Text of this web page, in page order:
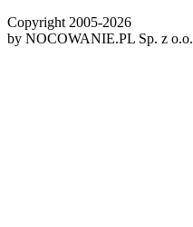
Copyright 2005-2026
by NOCOWANIE.PL Sp. z o.o.